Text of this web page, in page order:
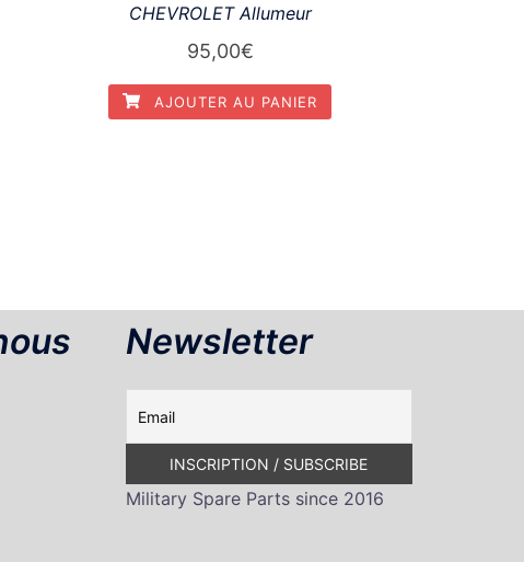
CHEVROLET Allumeur
95,00€
AJOUTER AU PANIER
Newsletter
Military Spare Parts since 2016